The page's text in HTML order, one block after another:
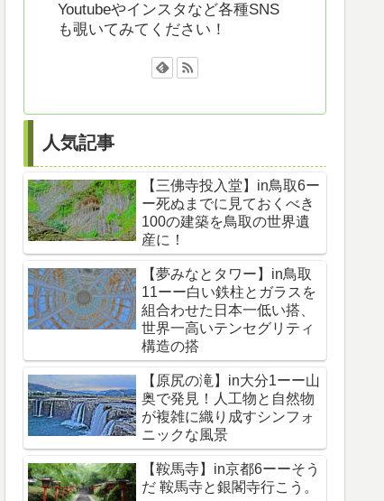
Youtubeやインスタなど各種SNS
も覗いてみてください！
人気記事
【三佛寺投入堂】in鳥取6ー
ー死ぬまでに見ておくべき
100の建築を鳥取の世界遺
産に！
【夢みなとタワー】in鳥取
11ーー白い鉄柱とガラスを
組合わせた日本一低い搭、
世界一高いテンセグリティ
構造の搭
【原尻の滝】in大分1ーー山
奥で発見！人工物と自然物
が複雑に織り成すシンフォ
ニックな風景
【鞍馬寺】in京都6ーーそう
だ 鞍馬寺と銀閣寺行こう。